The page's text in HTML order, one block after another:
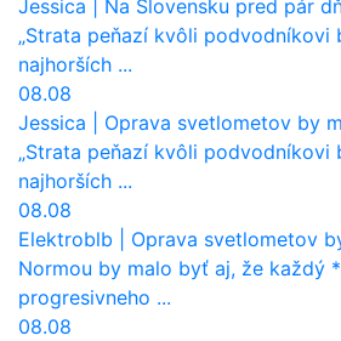
Jessica
Na Slovensku pred pár dňami
„Strata peňazí kvôli podvodníkovi
najhorších ...
08.08
Jessica
Oprava svetlometov by mala byť normou. Jeden
„Strata peňazí kvôli podvodníkovi
najhorších ...
08.08
Elektroblb
Oprava svetlometov by mala byť normou.
Normou by malo byť aj, že každý
progresivneho ...
08.08